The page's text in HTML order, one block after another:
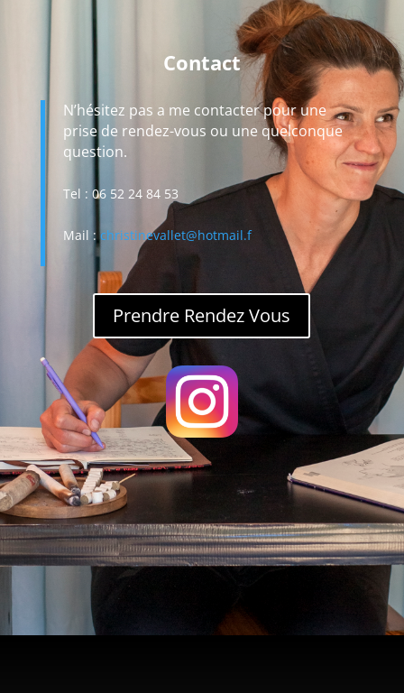
Contact
N’hésitez pas a me contacter pour une
prise de rendez-vous ou une quelconque
question.
Tel : 06 52 24 84 53
Mail : christinevallet@hotmail.f
Prendre Rendez Vous